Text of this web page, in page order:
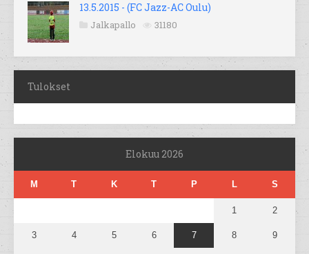
13.5.2015 - (FC Jazz-AC Oulu)
Jalkapallo 31180
Tulokset
Elokuu 2026
M T K T P L S
1 2
3 4 5 6 7 8 9